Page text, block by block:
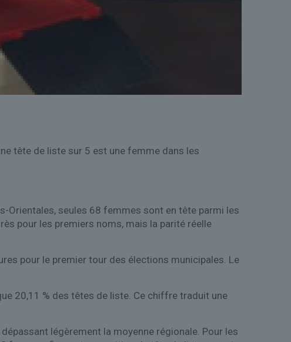
tête de liste sur 5 est une femme dans les
Orientales, seules 68 femmes sont en tête parmi les
pour les premiers noms, mais la parité réelle
pour le premier tour des élections municipales. Le
20,11 % des têtes de liste. Ce chiffre traduit une
légèrement la moyenne régionale. Pour les